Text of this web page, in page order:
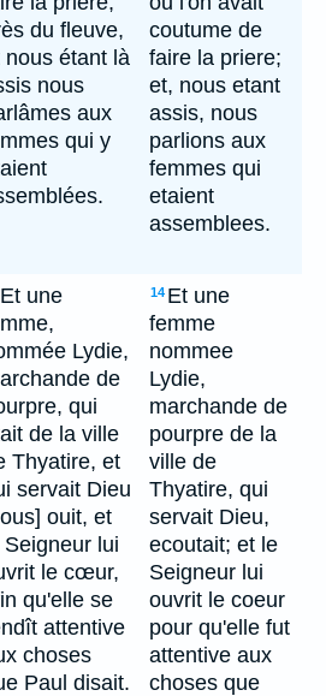
du fleuve,
nous étant là
nous
aux
qui y
coutume de
faire la priere;
et, nous etant
assis, nous
parlions aux
femmes qui
etaient
assemblees.
Et une
Lydie,
de
qui
de la ville
Thyatire, et
servait Dieu
ouit, et
Seigneur lui
le cœur,
qu'elle se
attentive
choses
Paul disait.
14 Et une
femme
nommee
Lydie,
marchande de
pourpre de la
ville de
Thyatire, qui
servait Dieu,
ecoutait; et le
Seigneur lui
ouvrit le coeur
pour qu'elle fut
attentive aux
choses que